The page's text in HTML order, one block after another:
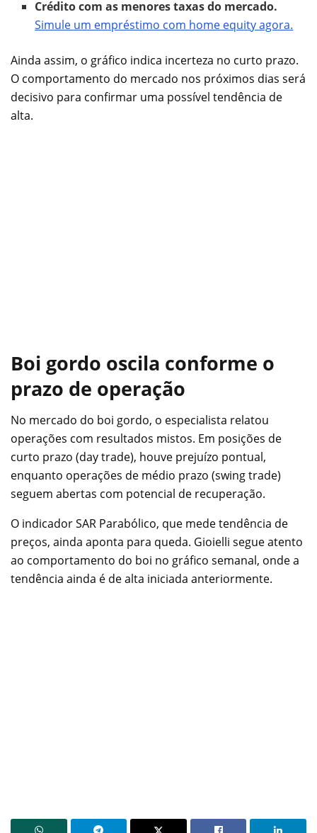
Crédito com as menores taxas do mercado.
Simule um empréstimo com home equity agora.
Ainda assim, o gráfico indica incerteza no curto prazo.
O comportamento do mercado nos próximos dias será
decisivo para confirmar uma possível tendência de
alta.
Boi gordo oscila conforme o
prazo de operação
No mercado do boi gordo, o especialista relatou
operações com resultados mistos. Em posições de
curto prazo (day trade), houve prejuízo pontual,
enquanto operações de médio prazo (swing trade)
seguem abertas com potencial de recuperação.
O indicador SAR Parabólico, que mede tendência de
preços, ainda aponta para queda. Gioielli segue atento
ao comportamento do boi no gráfico semanal, onde a
tendência ainda é de alta iniciada anteriormente.